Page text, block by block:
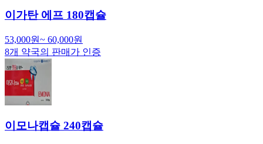
이가탄 에프 180캡슐
53,000원~ 60,000원
8개 약국의 판매가 인증
이모나캡슐 240캡슐